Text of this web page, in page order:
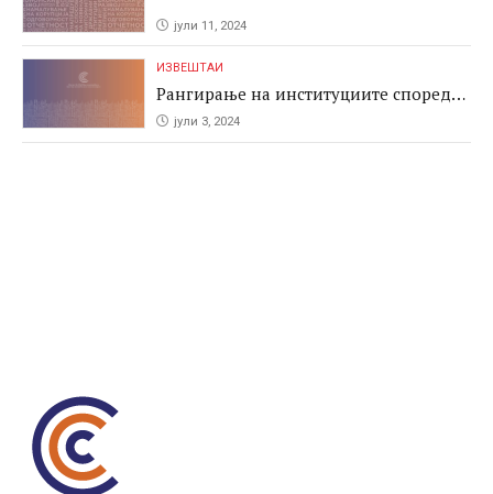
јули 11, 2024
ИЗВЕШТАИ
Рангирање на институциите според
антикорупциските перформаси во
јавните набавки
јули 3, 2024